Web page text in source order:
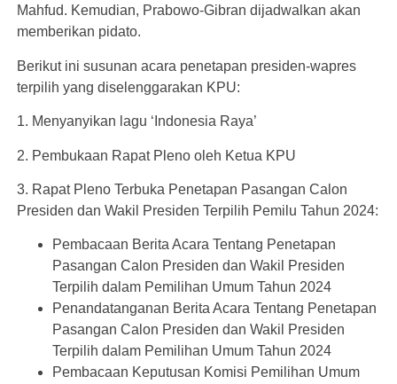
Mahfud. Kemudian, Prabowo-Gibran dijadwalkan akan
memberikan pidato.
Berikut ini susunan acara penetapan presiden-wapres
terpilih yang diselenggarakan KPU:
1. Menyanyikan lagu ‘Indonesia Raya’
2. Pembukaan Rapat Pleno oleh Ketua KPU
3. Rapat Pleno Terbuka Penetapan Pasangan Calon
Presiden dan Wakil Presiden Terpilih Pemilu Tahun 2024:
Pembacaan Berita Acara Tentang Penetapan
Pasangan Calon Presiden dan Wakil Presiden
Terpilih dalam Pemilihan Umum Tahun 2024
Penandatanganan Berita Acara Tentang Penetapan
Pasangan Calon Presiden dan Wakil Presiden
Terpilih dalam Pemilihan Umum Tahun 2024
Pembacaan Keputusan Komisi Pemilihan Umum